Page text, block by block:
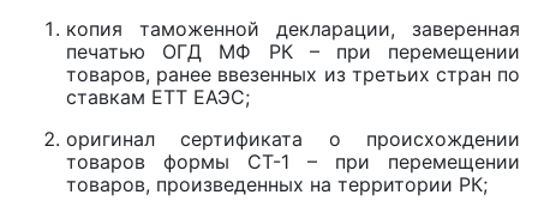
копия таможенной декларации, заверенная
печатью ОГД МФ РК – при перемещении
товаров, ранее ввезенных из третьих стран по
ставкам ЕТТ ЕАЭС;
оригинал сертификата о происхождении
товаров формы СТ-1 – при перемещении
товаров, произведенных на территории РК;